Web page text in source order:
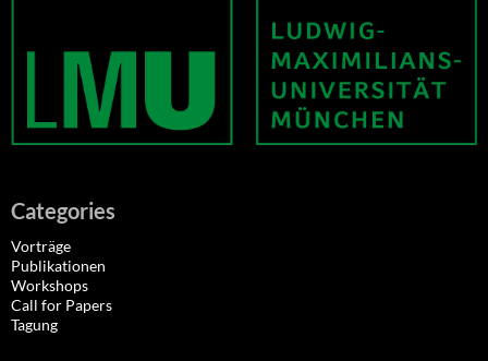
Categories
Vorträge
Publikationen
Workshops
Call for Papers
Tagung